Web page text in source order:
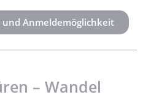
Anmeldemöglichkeit
– Wandel